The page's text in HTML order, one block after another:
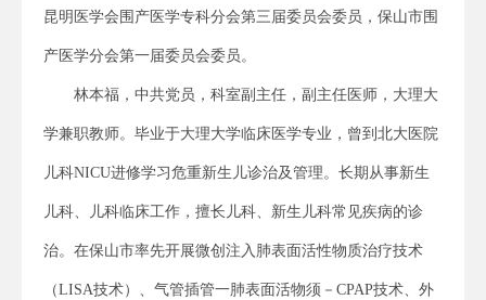
昆明医学会围产医学专科分会第三届委员会委员，保山市围
产医学分会第一届委员会委员。
林本福，中共党员，科室副主任，副主任医师，大理大
学兼职教师。毕业于大理大学临床医学专业，曾到北大医院
儿科NICU进修学习危重新生儿诊治及管理。长期从事新生
儿科、儿科临床工作，擅长儿科、新生儿科常见疾病的诊
治。在保山市率先开展微创注入肺表面活性物质治疗技术
（LISA技术）、气管插管一肺表面活物须－CPAP技术、外